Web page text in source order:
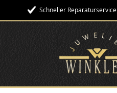
Schneller Reparaturservice